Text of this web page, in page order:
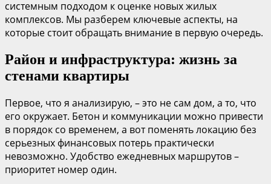
системным подходом к оценке новых жилых
комплексов. Мы разберем ключевые аспекты, на
которые стоит обращать внимание в первую очередь.
Район и инфраструктура: жизнь за
стенами квартиры
Первое, что я анализирую, – это не сам дом, а то, что
его окружает. Бетон и коммуникации можно привести
в порядок со временем, а вот поменять локацию без
серьезных финансовых потерь практически
невозможно. Удобство ежедневных маршрутов –
приоритет номер один.